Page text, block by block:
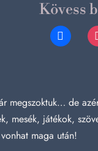
Kövess
facebook
megszoktuk… de
játékok,
maga után!